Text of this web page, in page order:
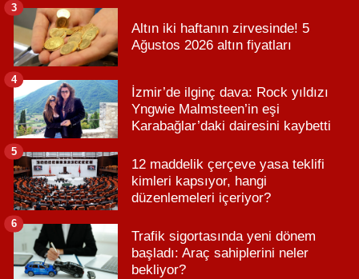
Altın iki haftanın zirvesinde! 5
Ağustos 2026 altın fiyatları
3
İzmir’de ilginç dava: Rock yıldızı
Yngwie Malmsteen’in eşi
Karabağlar’daki dairesini kaybetti
4
12 maddelik çerçeve yasa teklifi
kimleri kapsıyor, hangi
düzenlemeleri içeriyor?
5
Trafik sigortasında yeni dönem
başladı: Araç sahiplerini neler
bekliyor?
6